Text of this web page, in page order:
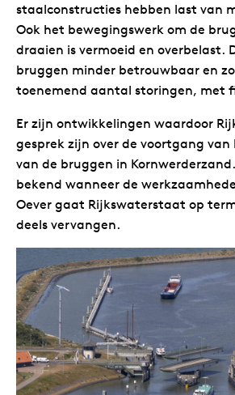
staalconstructies hebben last van
Ook het bewegingswerk om de
draaien is vermoeid en overbelast.
bruggen minder betrouwbaar en
toenemend aantal storingen, met
Er zijn ontwikkelingen waardoor
gesprek zijn over de voortgang
van de bruggen in
bekend wanneer de
Oever gaat Rijkswaterstaat op
deels vervangen.